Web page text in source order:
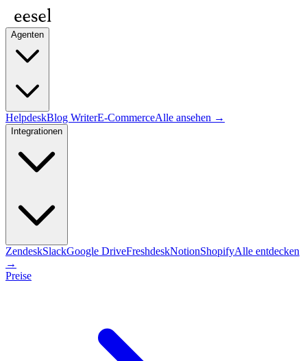
Agenten
HelpdeskBlog WriterE-CommerceAlle ansehen →
Integrationen
ZendeskSlackGoogle DriveFreshdeskNotionShopifyAlle entdecken
→
Preise